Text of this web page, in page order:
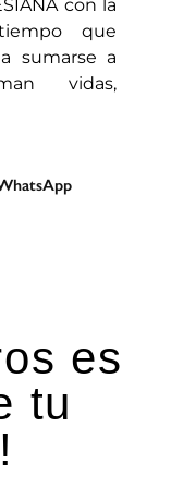
con la
que
sumarse a
vidas,
es
tu